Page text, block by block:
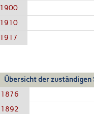
1900
1910
1917
Übersicht der zuständigen
1876
1892